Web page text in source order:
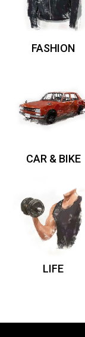
FASHION
CAR & BIKE
LIFE